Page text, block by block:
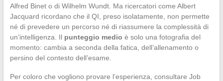
Alfred Binet o di Wilhelm Wundt. Ma ricercatori come Albert
Jacquard ricordano che il QI, preso isolatamente, non permette
né di prevedere un percorso né di riassumere la complessità di
un’intelligenza. Il punteggio medio è solo una fotografia del
momento: cambia a seconda della fatica, dell’allenamento o
persino del contesto dell’esame.
Per coloro che vogliono provare l’esperienza, consultare Job